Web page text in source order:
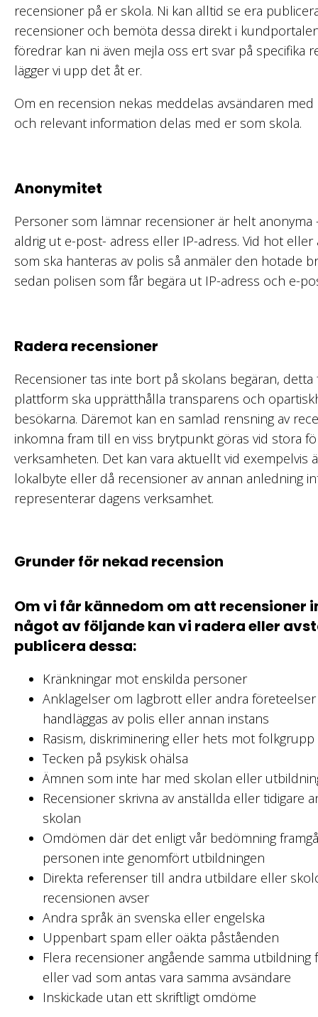
recensioner på er skola. Ni kan alltid se era
recensioner och bemöta dessa direkt i
föredrar kan ni även mejla oss ert svar på specifika
lägger vi upp det åt er.
Om en recension nekas meddelas avsändaren
och relevant information delas med er som skola.
Anonymitet
Personer som lämnar recensioner är helt anonyma
aldrig ut e-post- adress eller IP-adress. Vid hot eller
som ska hanteras av polis så anmäler den hotade
sedan polisen som får begära ut IP-adress och e-
Radera recensioner
Recensioner tas inte bort på skolans begäran, detta
plattform ska upprätthålla transparens och
besökarna. Däremot kan en samlad rensning av
inkomna fram till en viss brytpunkt göras vid stora
verksamheten. Det kan vara aktuellt vid exempelvis
lokalbyte eller då recensioner av annan anledning
representerar dagens verksamhet.
Grunder för nekad recension
Om vi får kännedom om att recensioner
något av följande kan vi radera eller
publicera dessa:
Kränkningar mot enskilda personer
Anklagelser om lagbrott eller andra
handläggas av polis eller annan instans
Rasism, diskriminering eller hets mot folkgrupp
Tecken på psykisk ohälsa
Ämnen som inte har med skolan eller
Recensioner skrivna av anställda eller tidigare
skolan
Omdömen där det enligt vår bedömning
personen inte genomfört utbildningen
Direkta referenser till andra utbildare eller
recensionen avser
Andra språk än svenska eller engelska
Uppenbart spam eller oäkta påståenden
Flera recensioner angående samma utbildning
eller vad som antas vara samma avsändare
Inskickade utan ett skriftligt omdöme